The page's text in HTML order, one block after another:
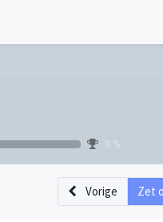
0 %
Vorige Zet